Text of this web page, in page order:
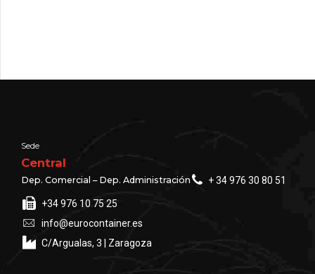
Sede
Central
Dep. Comercial – Dep. Administración + 34 976 30 80 51
+34 976 10 75 25
info@eurocontainer.es
C/Argualas, 3 | Zaragoza